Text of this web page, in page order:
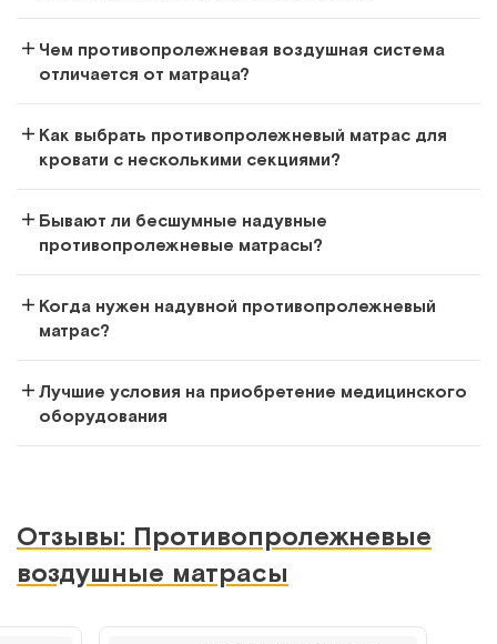
Barry Mezzo Basic
Противопролежневый матрас с трубчатой структурой и
Под заказ
Сообщить о поступлении
Сообщить о поступлении
Сравнить
Чем противопролежневая воздушная система
отличается от матраца?
Как выбрать противопролежневый матрас для
кровати с несколькими секциями?
Бывают ли бесшумные надувные
противопролежневые матрасы?
Когда нужен надувной противопролежневый
матрас?
Лучшие условия на приобретение медицинского
оборудования
Отзывы: Противопролежневые
воздушные матрасы